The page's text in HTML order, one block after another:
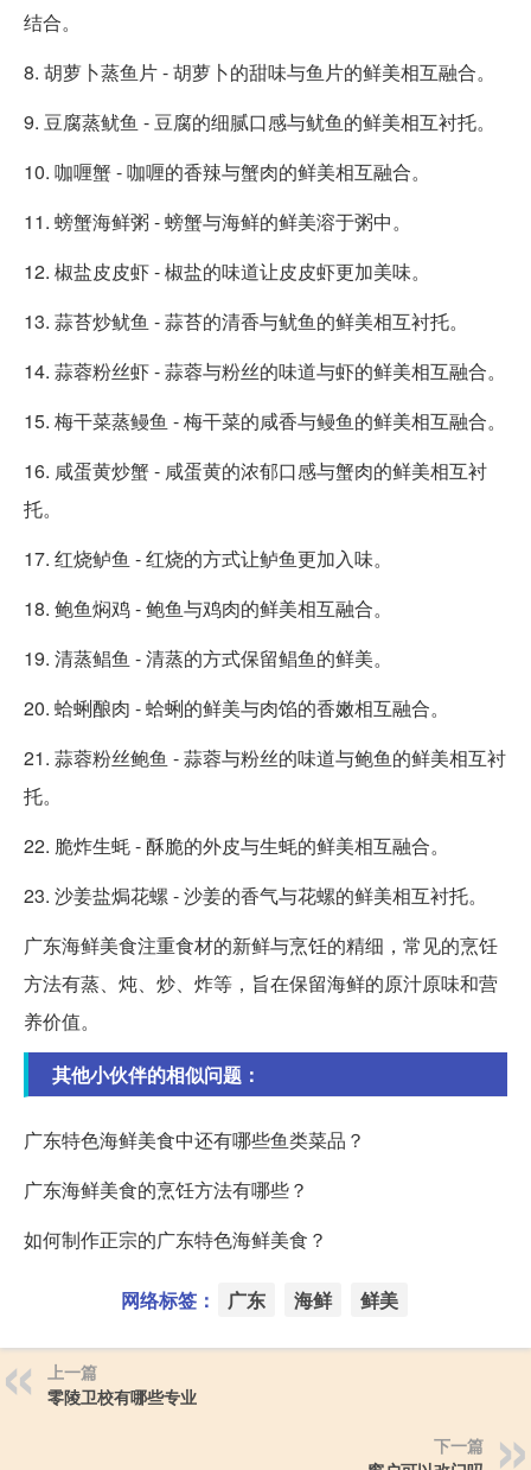
结合。
8. 胡萝卜蒸鱼片 - 胡萝卜的甜味与鱼片的鲜美相互融合。
9. 豆腐蒸鱿鱼 - 豆腐的细腻口感与鱿鱼的鲜美相互衬托。
10. 咖喱蟹 - 咖喱的香辣与蟹肉的鲜美相互融合。
11. 螃蟹海鲜粥 - 螃蟹与海鲜的鲜美溶于粥中。
12. 椒盐皮皮虾 - 椒盐的味道让皮皮虾更加美味。
13. 蒜苔炒鱿鱼 - 蒜苔的清香与鱿鱼的鲜美相互衬托。
14. 蒜蓉粉丝虾 - 蒜蓉与粉丝的味道与虾的鲜美相互融合。
15. 梅干菜蒸鳗鱼 - 梅干菜的咸香与鳗鱼的鲜美相互融合。
16. 咸蛋黄炒蟹 - 咸蛋黄的浓郁口感与蟹肉的鲜美相互衬
托。
17. 红烧鲈鱼 - 红烧的方式让鲈鱼更加入味。
18. 鲍鱼焖鸡 - 鲍鱼与鸡肉的鲜美相互融合。
19. 清蒸鲳鱼 - 清蒸的方式保留鲳鱼的鲜美。
20. 蛤蜊酿肉 - 蛤蜊的鲜美与肉馅的香嫩相互融合。
21. 蒜蓉粉丝鲍鱼 - 蒜蓉与粉丝的味道与鲍鱼的鲜美相互衬
托。
22. 脆炸生蚝 - 酥脆的外皮与生蚝的鲜美相互融合。
23. 沙姜盐焗花螺 - 沙姜的香气与花螺的鲜美相互衬托。
广东海鲜美食注重食材的新鲜与烹饪的精细，常见的烹饪
方法有蒸、炖、炒、炸等，旨在保留海鲜的原汁原味和营
养价值。
其他小伙伴的相似问题：
广东特色海鲜美食中还有哪些鱼类菜品？
广东海鲜美食的烹饪方法有哪些？
如何制作正宗的广东特色海鲜美食？
网络标签： 广东 海鲜 鲜美
上一篇
零陵卫校有哪些专业
下一篇